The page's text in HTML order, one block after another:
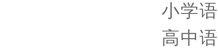
小学
高中